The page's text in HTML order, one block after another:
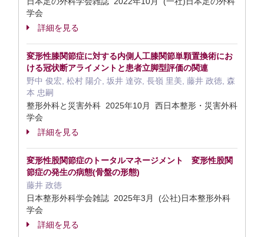
学会
詳細を見る
変形性膝関節症に対する内側人工膝関節単顆置換術にお
ける冠状断アライメントと患者立脚型評価の関連
野中 俊宏, 松村 陽介, 坂井 達弥, 長嶺 里美, 藤井 政徳, 森
本 忠嗣
整形外科と災害外科 2025年10月 西日本整形・災害外科
学会
詳細を見る
変形性股関節症のトータルマネージメント 変形性股関
節症の発生の病態(骨盤の形態)
藤井 政徳
日本整形外科学会雑誌 2025年3月 (公社)日本整形外科
学会
詳細を見る